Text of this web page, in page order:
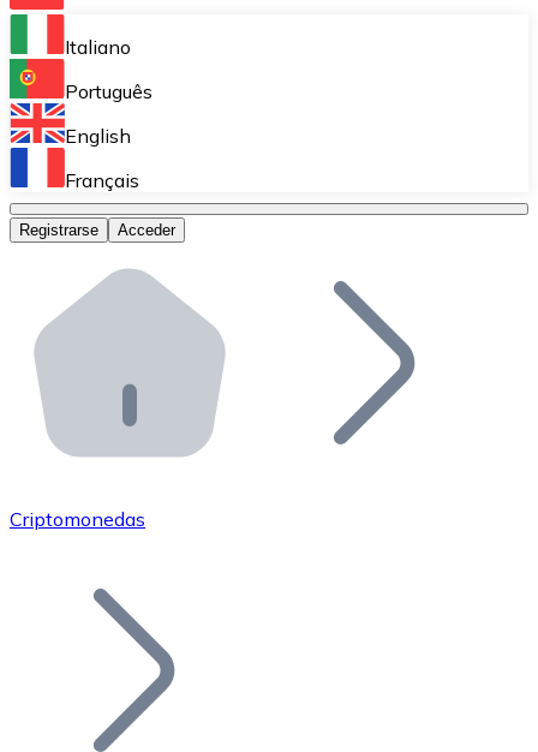
Bitnovo Ramp
Integra nuestra solución en tu plataforma.
Bitnovo Giftcards
Bitnovo OTC
Bitnovo ATM
Integra un ATM Bitnovo en tu negocio y permite que
Bitnovo API
Integra nuestra API en tu ecosistema.
Únete a nuestra red de distribuidores.
Añade tu proyecto a nuestro ecosistema.
Italiano
Português
English
Français
Registrarse Acceder
Criptomonedas